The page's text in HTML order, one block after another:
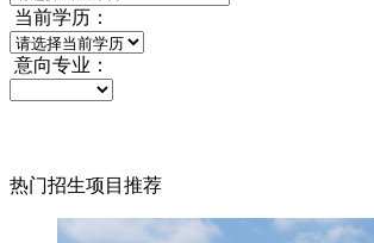
当前学历：
意向专业：
热门招生项目推荐